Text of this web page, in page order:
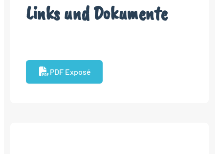
Links und Dokumente
PDF Exposé